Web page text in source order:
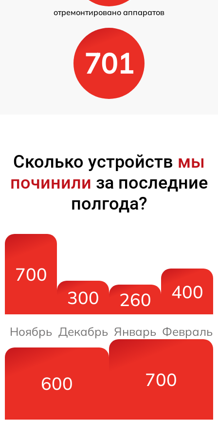
отремонтировано аппаратов
701
Сколько устройств мы
починили за последние
полгода?
700
Ноябрь
300
Декабрь
260
Январь
400
Февраль
600 700